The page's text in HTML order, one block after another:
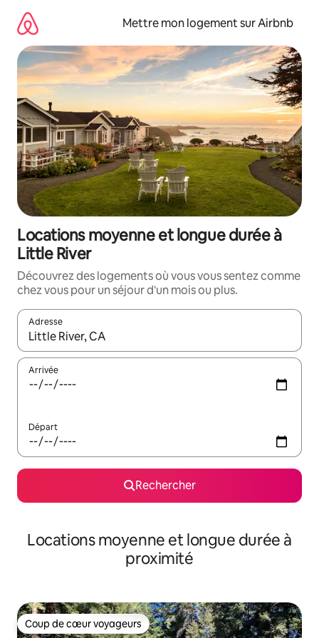
directement
contenu
Mettre mon logement sur Airbnb
Locations moyenne et longue durée à
Little River
Découvrez des logements où vous vous sentez comme
chez vous pour un séjour d'un mois ou plus.
Adresse
Lorsque les résultats s'affichent, utilisez les flèches vers le
Arrivée
Départ
Rechercher
Locations moyenne et longue durée à
proximité
Coup de cœur voyageurs
Coup de cœur voyageurs